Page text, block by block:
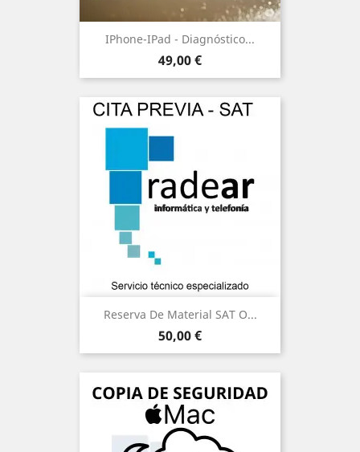
IPhone-IPad - Diagnóstico...
Precio
49,00 €
Reserva De Material SAT O...
Precio
50,00 €